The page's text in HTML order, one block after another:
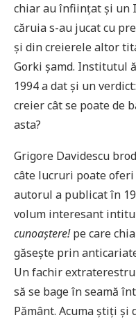
chiar au înființat și un
căruia s-au jucat cu
și din creierele altor
Gorki șamd. Institutul
1994 a dat și un
creier cât se poate de
asta?
Grigore Davidescu
câte lucruri poate
autorul a publicat în
volum interesant
cunoaștere!pe care
găsește prin
Un fachir
să se bage în seamă
Pământ. Acuma știți și